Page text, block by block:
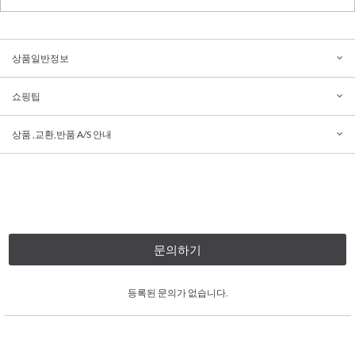
상품일반정보
쇼핑팁
상품 ,교환,반품 A/S 안내
문의하기
등록된 문의가 없습니다.